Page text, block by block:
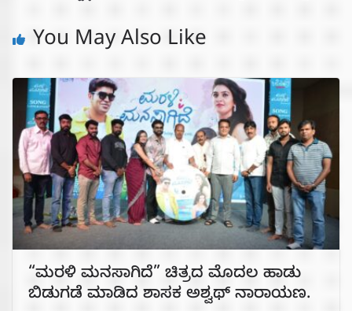
You May Also Like
“ಮರಳಿ ಮನಸಾಗಿದೆ” ಚಿತ್ರದ ಮೊದಲ‌ ಹಾಡು
ಬಿಡುಗಡೆ ಮಾಡಿದ ಶಾಸಕ‌ ಅಶ್ವಥ್ ನಾರಾಯಣ.